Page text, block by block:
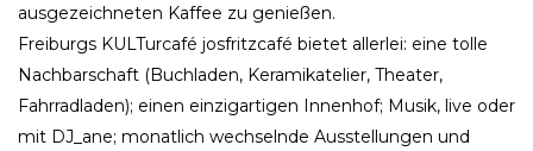
ausgezeichneten Kaffee zu genießen.
Freiburgs KULTurcafé josfritzcafé bietet allerlei: eine tolle
Nachbarschaft (Buchladen, Keramikatelier, Theater,
Fahrradladen); einen einzigartigen Innenhof; Musik, live oder
mit DJ_ane; monatlich wechselnde Ausstellungen und